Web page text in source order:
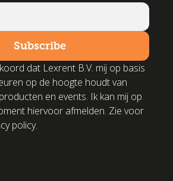
dat Lexrent B.V. mij op basis
op de hoogte houdt van
en events. Ik kan mij op
hiervoor afmelden. Zie voor
policy.